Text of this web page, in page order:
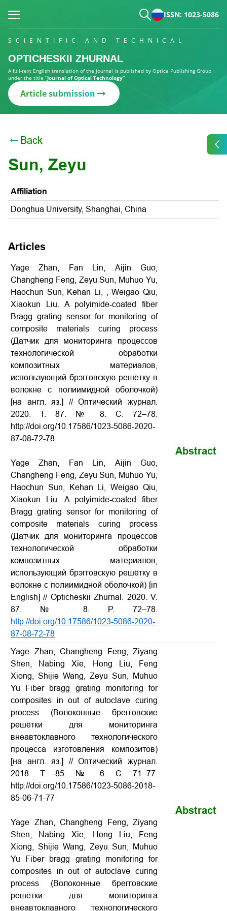
ISSN: 1023-5086
SCIENTIFIC AND TECHNICAL
OPTICHESKII ZHURNAL
A full-text English translation of the journal is published by Optica Publishing Group
under the title “Journal of Optical Technology”
Article submission
Back
Sun, Zeyu
Affiliation
Donghua University, Shanghai, China
Articles
Yage Zhan, Fan Lin, Aijin Guo,
Changheng Feng, Zeyu Sun, Muhuo Yu,
Haochun Sun, Kehan Li, , Weigao Qiu,
Xiaokun Liu. A polyimide-coated fiber
Bragg grating sensor for monitoring of
composite materials curing process
(Датчик
для мониторинга
процессов
технологической
обработки
композитных
материалов
использующий брэгговскую решётку в
волокне
с полиимидной оболочкой)
[на англ.яз .] //Оптический журнал
2020. Т. 87.
№ 8.С . 72–78.
http://doi.org/10.17586/1023-5086-2020-
87-08-72-78
Yage Zhan Fan Lin, Aijin Guo,
Changheng Feng, Zeyu Sun, Muhuo Yu,
Haochun Sun, Kehan Li, Weigao Qiu,
Xiaokun Liu. A polyimide-coated fiber
Bragg grating sensor for monitoring of
composite materials curing process
(Датчик
для мониторинга
процессов
технологической
обработки
композитных
материалов
использующий брэгговскую решётку в
волокне с полиимидной оболочкой) [in
English] // Opticheskii Zhurnal. 2020. V.
87. № 8. P. 72–78.
http://doi.org/10.17586/1023-5086-2020-
87-08-72-78
Abstract
Yage Zhan, Changheng Feng, Ziyang
Shen, Nabing Xie, Hong Liu, Feng
Xiong, Shijie Wang, Zeyu Sun, Muhuo
Yu Fiber bragg grating monitoring for
composites in out of autoclave curing
process (Волоконные брегговские
решётки для мониторинга
внеавтоклавного технологического
процесса изготовления композитов)
[на англ. яз.] // Оптический журнал.
2018. Т. 85. № 6. С. 71–77.
http://doi.org/10.17586/1023-5086-2018-
85-06-71-77
Yage Zhan, Changheng Feng, Ziyang
Shen, Nabing Xie, Hong Liu, Feng
Xiong, Shijie Wang, Zeyu Sun, Muhuo
Yu Fiber bragg grating monitoring for
composites in out of autoclave curing
process (Волоконные брегговские
решётки для мониторинга
внеавтоклавного технологического
Abstract